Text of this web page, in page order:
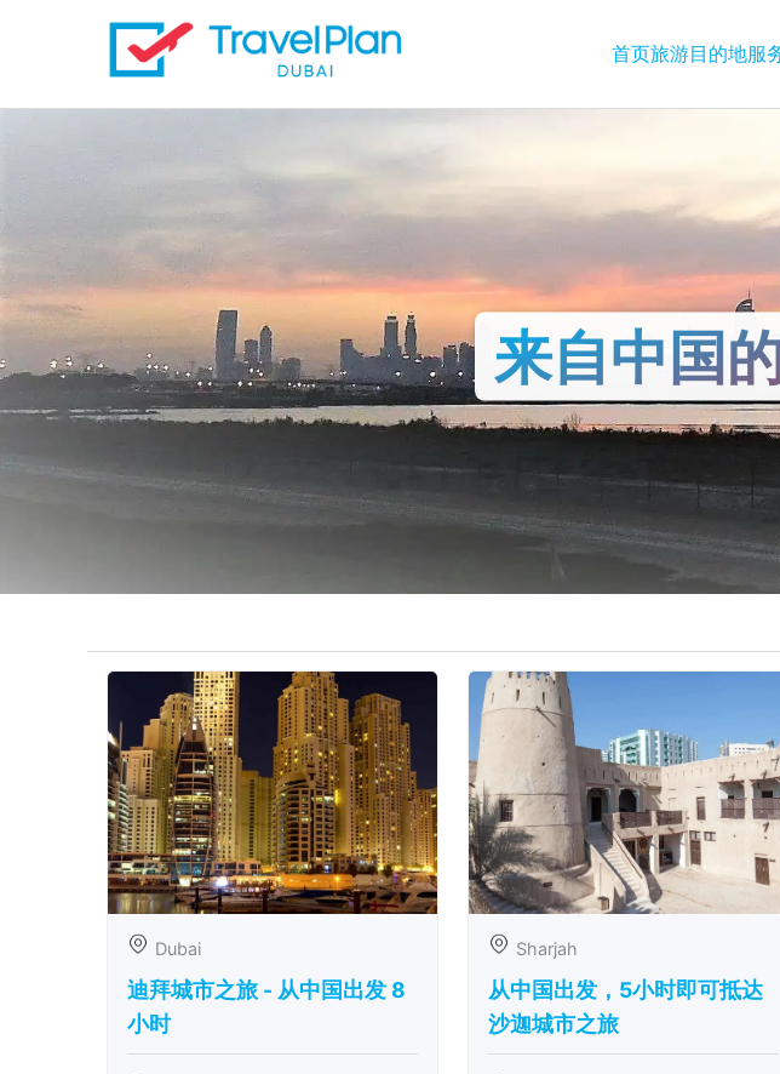
首页旅游目的地服
来自中国
Dubai
迪拜城市之旅 - 从中​​国出发 8
小时
Sharjah
从中国出发，5小时即可抵达
沙迦城市之旅